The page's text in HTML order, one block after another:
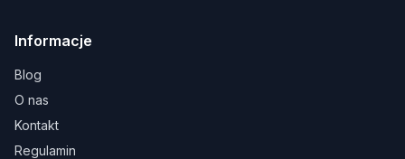
Informacje
Blog
O nas
Kontakt
Regulamin